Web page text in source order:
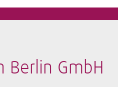
Berlin GmbH